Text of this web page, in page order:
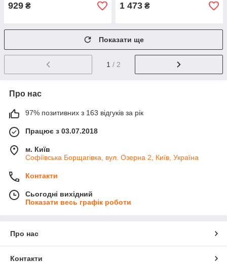
929 ₴ 1 473 ₴
Показати ще
1 / 2
Про нас
97% позитивних з 163 відгуків за рік
Працює з 03.07.2018
м. Київ
Софіївська Борщагівка, вул. Озерна 2, Київ, Україна
Контакти
Сьогодні вихідний
Показати весь графік роботи
Про нас
Контакти